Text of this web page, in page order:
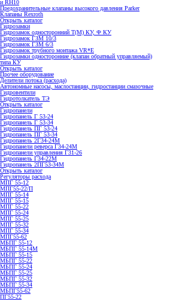
Предохранительные клапаны высокого давления Parker
Клапаны Rexroth
Открыть каталог
Гидрозамки
Гидрозамок односторонний Т(М) КУ, Ф КУ
Гидрозамок ГЗМ 10/3
Гидрозамок ГЗМ 6/3
Гидрозамок трубного монтажа VR*E
Гидрозамки односторонние (клапан обратный управляемый)
типа КУ
Открыть каталог
Прочее оборудование
Делители потока (расхода)
Автономные насосы, маслостанции, гидростанции смазочные
Гидровентили
Гидротолкатель ТЭ
Открыть каталог
Гидропанели
Гидропанель Г 53-24
Гидропанель Г 53-34
Гидропанель ПГ 53-24
Гидропанель ПГ 53-34
Гидропанель 2Г34-24М
Гидропанели реверса Г34-24М
Гидропанели управления Г31-26
Гидропанель Г34-22М
Гидропанель 2ПГ53-34М
Открыть каталог
Регуляторы расхода
МПГ 55-12
МПГ55-22/П
МПГ 55-14
МПГ 55-15
МПГ 55-22
МПГ 55-24
МПГ 55-25
МПГ 55-32
МПГ 55-34
МПГ55-62
МБПГ 55-12
МБПГ 55-14М
МБПГ 55-15
МБПГ 55-22
МБПГ 55-24
МБПГ 55-25
МБПГ 55-32
МБПГ 55-34
МБПГ55-62
ПГ55-22